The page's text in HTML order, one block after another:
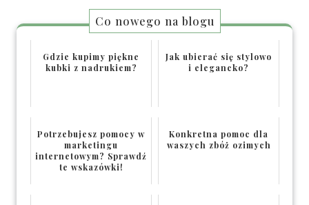
Co nowego na blogu
Gdzie kupimy piękne
kubki z nadrukiem?
Jak ubierać się stylowo
i elegancko?
Potrzebujesz pomocy w
marketingu
internetowym? Sprawdź
te wskazówki!
Konkretna pomoc dla
waszych zbóż ozimych